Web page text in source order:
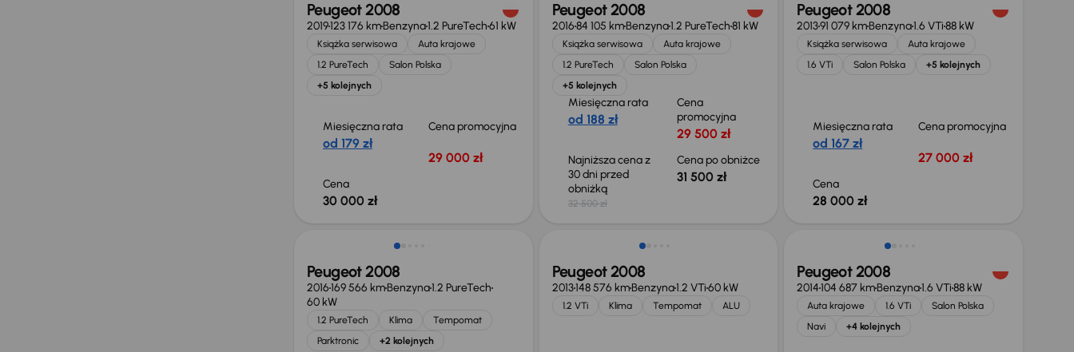
Peugeot 2008
2019123 176 kmBenzyna1.2 PureTech61 kW
Książka serwisowa
Auta krajowe
1.2 PureTech
Salon Polska
+5 kolejnych
Miesięczna rata
od 179 zł
Cena promocyjna
29 000 zł
Cena
30 000 zł
Peugeot 2008
201684 105 kmBenzyna1.2 PureTech81 kW
Książka serwisowa
Auta krajowe
1.2 PureTech
Salon Polska
+5 kolejnych
Miesięczna rata
od 188 zł
Cena
promocyjna
29 500 zł
Najniższa cena z
30 dni przed
obniżką
32 500 zł
Cena po obniżce
31 500 zł
Peugeot 2008
201391 079 kmBenzyna1.6 VTi88 kW
Książka serwisowa
Auta krajowe
1.6 VTi
Salon Polska +5 kolejnych
Miesięczna rata
od 167 zł
Cena promocyjna
27 000 zł
Cena
28 000 zł
Peugeot 2008
2016169 566 kmBenzyna1.2 PureTech
60 kW
1.2 PureTech Klima
Tempomat
Parktronic
+2 kolejnych
Peugeot 2008
2013148 576 kmBenzyna1.2 VTi60 kW
1.2 VTi Klima Tempomat ALU
Peugeot 2008
2014104 687 kmBenzyna1.6 VTi88 kW
Auta krajowe 1.6 VTi
Salon Polska
Navi
+4 kolejnych